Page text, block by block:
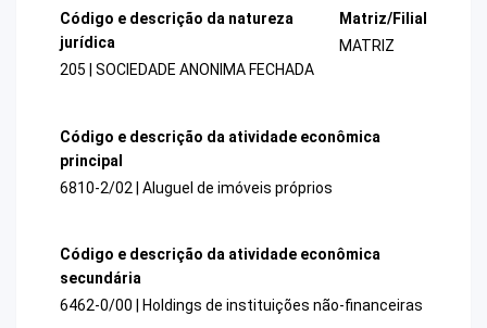
Código e descrição da natureza
jurídica
205 | SOCIEDADE ANONIMA FECHADA
Matriz/Filial
MATRIZ
Código e descrição da atividade econômica
principal
6810-2/02 | Aluguel de imóveis próprios
Código e descrição da atividade econômica
secundária
6462-0/00 | Holdings de instituições não-financeiras